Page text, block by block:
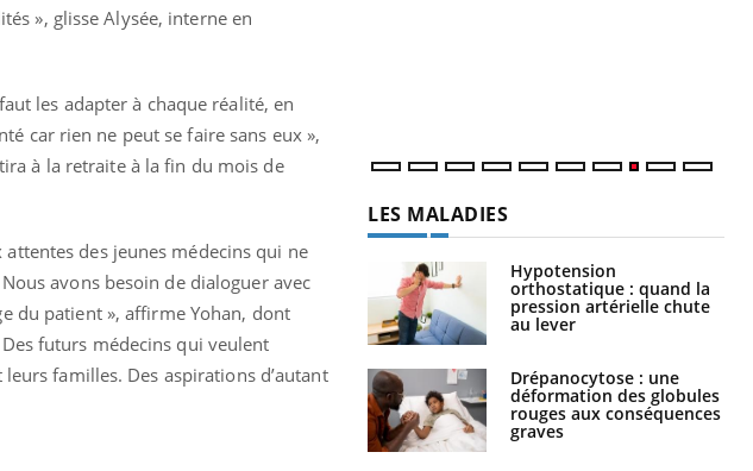
», glisse Alysée, interne en
les adapter à chaque réalité, en
car rien ne peut se faire sans eux »,
à la retraite à la fin du mois de
des jeunes médecins qui ne
avons besoin de dialoguer avec
du patient », affirme Yohan, dont
futurs médecins qui veulent
familles. Des aspirations d’autant
LES MALADIES
Hypotension
orthostatique : quand la
pression artérielle chute
au lever
Drépanocytose : une
déformation des globules
rouges aux conséquences
graves